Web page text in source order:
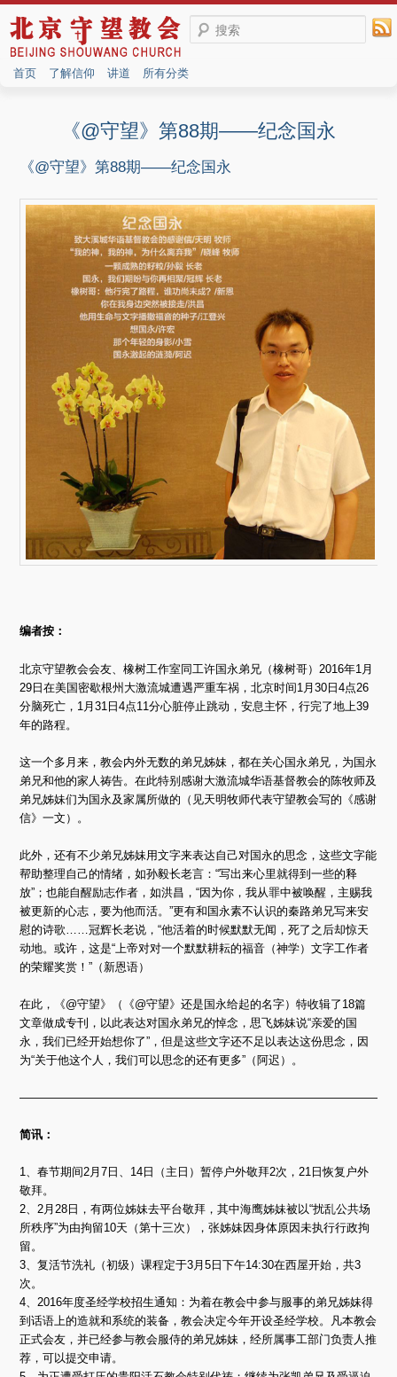
搜索
首页 了解信仰 讲道 所有分类
《@守望》第88期——纪念国永
《@守望》第88期——纪念国永
编者按：
北京守望教会会友、橡树工作室同工许国永弟兄（橡树哥）2016年1月
29日在美国密歇根州大激流城遭遇严重车祸，北京时间1月30日4点26
分脑死亡，1月31日4点11分心脏停止跳动，安息主怀，行完了地上39
年的路程。
这一个多月来，教会内外无数的弟兄姊妹，都在关心国永弟兄，为国永
弟兄和他的家人祷告。在此特别感谢大激流城华语基督教会的陈牧师及
弟兄姊妹们为国永及家属所做的（见天明牧师代表守望教会写的《感谢
信》一文）。
此外，还有不少弟兄姊妹用文字来表达自己对国永的思念，这些文字能
帮助整理自己的情绪，如孙毅长老言：“写出来心里就得到一些的释
放”；也能自醒励志作者，如洪昌，“因为你，我从罪中被唤醒，主赐我
被更新的心志，要为他而活。”更有和国永素不认识的秦路弟兄写来安
慰的诗歌……冠辉长老说，“他活着的时候默默无闻，死了之后却惊天
动地。或许，这是“上帝对对一个默默耕耘的福音（神学）文字工作者
的荣耀奖赏！”（新恩语）
在此，《@守望》（《@守望》还是国永给起的名字）特收辑了18篇
文章做成专刊，以此表达对国永弟兄的悼念，思飞姊妹说“亲爱的国
永，我们已经开始想你了”，但是这些文字还不足以表达这份思念，因
为“关于他这个人，我们可以思念的还有更多”（阿迟）。
简讯：
1、春节期间2月7日、14日（主日）暂停户外敬拜2次，21日恢复户外
敬拜。
2、2月28日，有两位姊妹去平台敬拜，其中海鹰姊妹被以“扰乱公共场
所秩序”为由拘留10天（第十三次），张姊妹因身体原因未执行行政拘
留。
3、复活节洗礼（初级）课程定于3月5日下午14:30在西屋开始，共3
次。
4、2016年度圣经学校招生通知：为着在教会中参与服事的弟兄姊妹得
到话语上的造就和系统的装备，教会决定今年开设圣经学校。凡本教会
正式会友，并已经参与教会服侍的弟兄姊妹，经所属事工部门负责人推
荐，可以提交申请。